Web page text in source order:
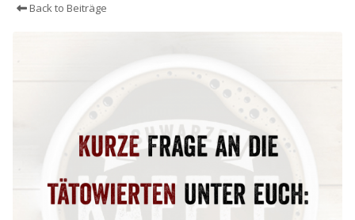
Back to Beiträge